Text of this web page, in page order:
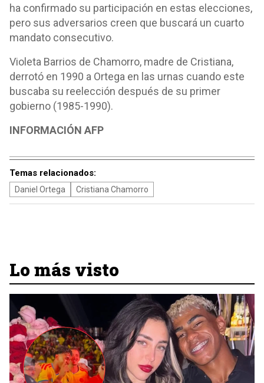
ha confirmado su participación en estas elecciones,
pero sus adversarios creen que buscará un cuarto
mandato consecutivo.
Violeta Barrios de Chamorro, madre de Cristiana,
derrotó en 1990 a Ortega en las urnas cuando este
buscaba su reelección después de su primer
gobierno (1985-1990).
INFORMACIÓN AFP
Temas relacionados:
Daniel Ortega Cristiana Chamorro
Lo más visto